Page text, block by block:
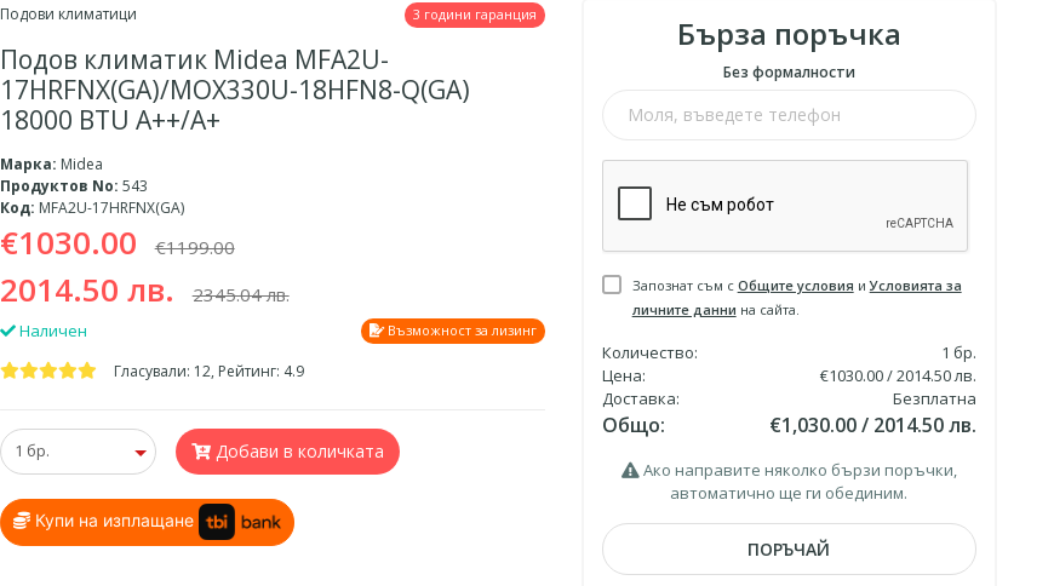
Подови климатици 3 години гаранция
Подов климатик Midea MFA2U-
17HRFNX(GA)/MOX330U-18HFN8-Q(GA)
18000 BTU A++/A+
Марка: Midea
Продуктов No: 543
Код: MFA2U-17HRFNX(GA)
€1030.00 €1199.00
2014.50 лв. 2345.04 лв.
Наличен Възможност за лизинг
Гласували: 12, Рейтинг: 4.9
Добави в количката
Купи на изплащане
Бърза поръчка
Без формалности
Запознат съм с Общите условия иУсловията за
личните данни на сайта.
Количество: 1 бр.
Цена:
€1030.00 / 2014.50 лв.
Доставка:
Безплатна
Общо: €1,030.00 / 2014.50 лв.
Ако направите няколко бързи поръчки,
автоматично ще ги обединим.
ПОРЪЧАЙ